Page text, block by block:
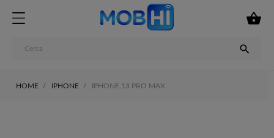


HOME IPHONE IPHONE 13 PRO MAX